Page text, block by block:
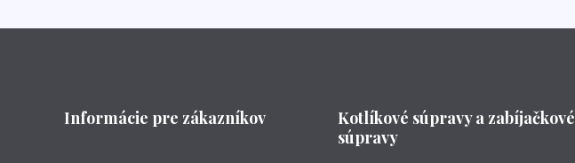
Informácie pre zákazníkov
Kotlíkové súpravy a zabíjačkové
súpravy